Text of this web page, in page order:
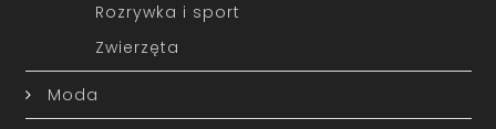
Rozrywka i sport
Zwierzęta
Moda